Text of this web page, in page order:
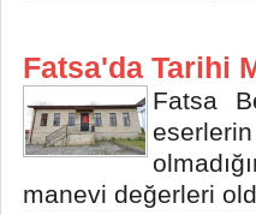
Fatsa'da Tarihi
Fatsa
manevi değerleri